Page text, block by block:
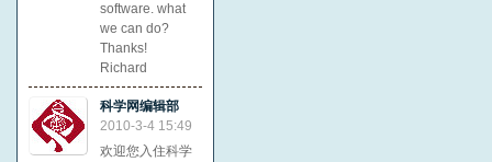
software. what
we can do?
Thanks!
Richard
科学网编辑部
2010-3-4 15:49
欢迎您入住科学